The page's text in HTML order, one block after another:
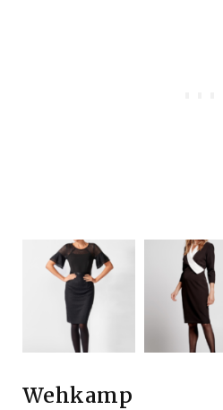
Wehkamp